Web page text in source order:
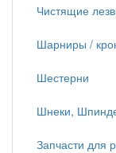
Чистящие
Шарниры /
Шестерни
Шнеки,
Запчасти для